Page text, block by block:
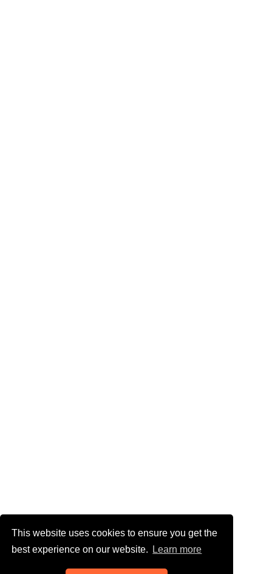
This website uses cookies to ensure you get the
best experience on our website.
Learn more